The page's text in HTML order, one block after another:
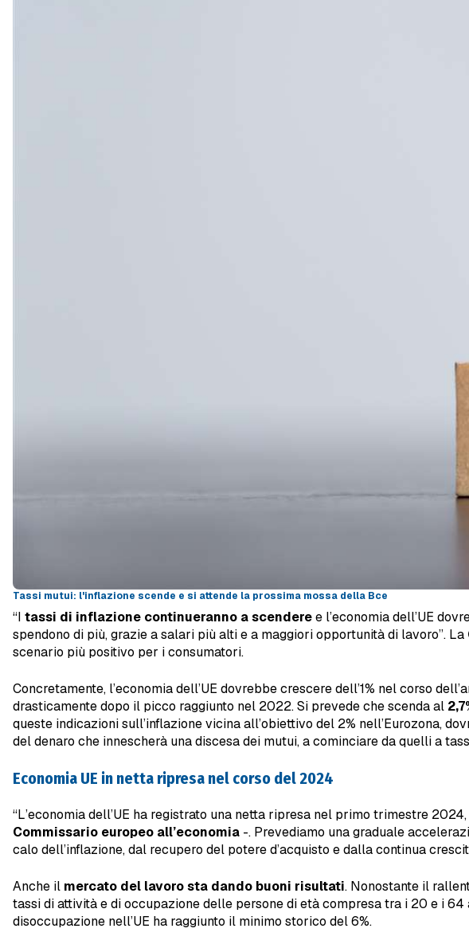
Tassi mutui: l'inflazione scende e si attende la prossima mossa della Bce
“I tassi di inflazione continueranno a scenderee l’economia dell’UE
spendono di più, grazie a salari più alti e a maggiori opportunità di lavoro”. La
scenario più positivo per i consumatori.
Concretamente, l’economia dell’UE dovrebbe crescere dell’1% nel corso
drasticamente dopo il picco raggiunto nel 2022. Si prevede che scenda al
queste indicazioni sull’inflazione vicina all’obiettivo del 2% nell’Eurozona,
del denaro che innescherà una discesa dei mutui, a cominciare da quelli a
Economia UE in netta ripresa nel corso del 2024
“L’economia dell’UE ha registrato una netta ripresa nel primo trimestre
Commissario europeo all’economia -. Prevediamo una graduale
calo dell’inflazione, dal recupero del potere d’acquisto e dalla continua
Anche il mercato del lavoro sta dando buoni risultati. Nonostante il
tassi di attività e di occupazione delle persone di età compresa tra i 20 e i
disoccupazione nell’UE ha raggiunto il minimo storico del 6%.